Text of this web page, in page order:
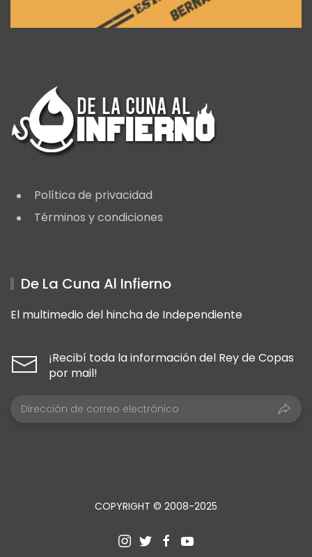
Política de privacidad
Términos y condiciones
De La Cuna Al Infierno
El multimedio del hincha de Independiente
¡Recibí toda la información del Rey de Copas
por mail!
COPYRIGHT © 2008-2025